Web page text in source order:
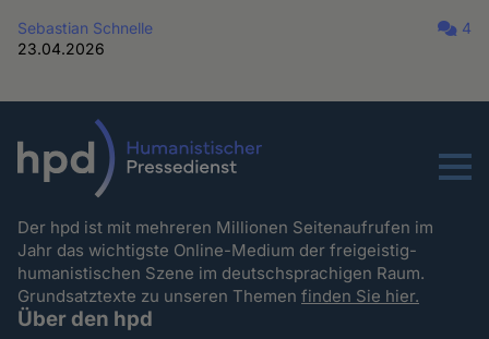
Sebastian Schnelle
23.04.2026
4
Menu
Der hpd ist mit mehreren Millionen Seitenaufrufen im
Jahr das wichtigste Online-Medium der freigeistig-
humanistischen Szene im deutschsprachigen Raum.
Grundsatztexte zu unseren Themenfinden Sie hier.
Über den hpd